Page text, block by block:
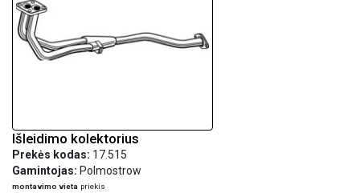
Išleidimo kolektorius
Prekės kodas: 17.515
Gamintojas: Polmostrow
montavimo vieta priekis